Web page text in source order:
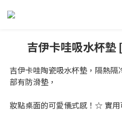
吉伊卡哇吸水杯墊
吉伊卡哇陶瓷吸水杯墊，隔熱
部有防滑墊，
妝點桌面的可愛儀式感！☆ 實